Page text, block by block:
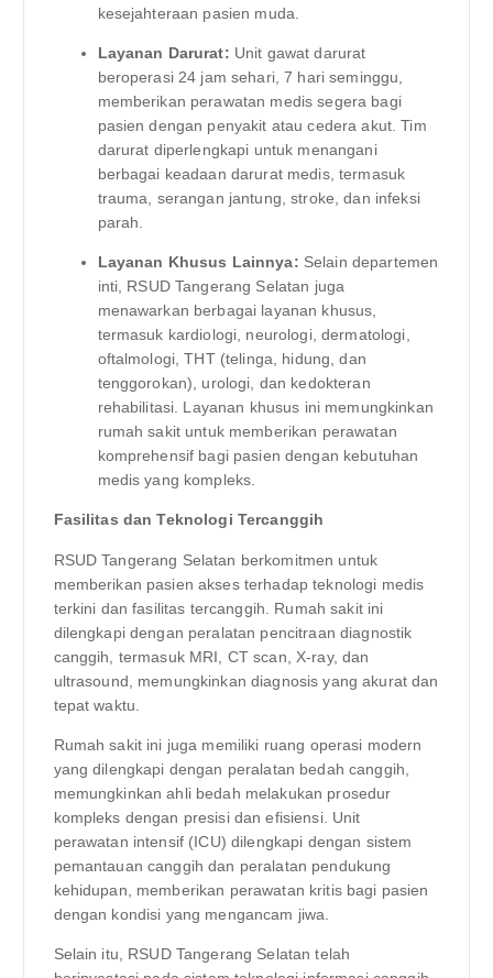
kesejahteraan pasien muda.
Layanan Darurat: Unit gawat darurat
beroperasi 24 jam sehari, 7 hari seminggu,
memberikan perawatan medis segera bagi
pasien dengan penyakit atau cedera akut. Tim
darurat diperlengkapi untuk menangani
berbagai keadaan darurat medis, termasuk
trauma, serangan jantung, stroke, dan infeksi
parah.
Layanan Khusus Lainnya: Selain departemen
inti, RSUD Tangerang Selatan juga
menawarkan berbagai layanan khusus,
termasuk kardiologi, neurologi, dermatologi,
oftalmologi, THT (telinga, hidung, dan
tenggorokan), urologi, dan kedokteran
rehabilitasi. Layanan khusus ini memungkinkan
rumah sakit untuk memberikan perawatan
komprehensif bagi pasien dengan kebutuhan
medis yang kompleks.
Fasilitas dan Teknologi Tercanggih
RSUD Tangerang Selatan berkomitmen untuk
memberikan pasien akses terhadap teknologi medis
terkini dan fasilitas tercanggih. Rumah sakit ini
dilengkapi dengan peralatan pencitraan diagnostik
canggih, termasuk MRI, CT scan, X-ray, dan
ultrasound, memungkinkan diagnosis yang akurat dan
tepat waktu.
Rumah sakit ini juga memiliki ruang operasi modern
yang dilengkapi dengan peralatan bedah canggih,
memungkinkan ahli bedah melakukan prosedur
kompleks dengan presisi dan efisiensi. Unit
perawatan intensif (ICU) dilengkapi dengan sistem
pemantauan canggih dan peralatan pendukung
kehidupan, memberikan perawatan kritis bagi pasien
dengan kondisi yang mengancam jiwa.
Selain itu, RSUD Tangerang Selatan telah